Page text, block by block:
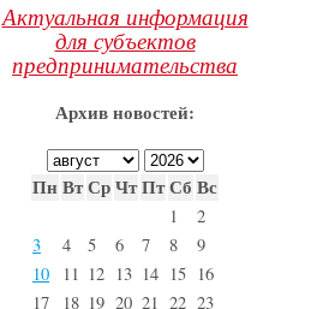
Актуальная информация
для субъектов
предпринимательства
Архив новостей:
Пн ВтСрЧтПтСб Вс
1
2
3
4 5 6 7 8
9
10
11 12 13 14 15 16
17
18 19 20 21 22 23